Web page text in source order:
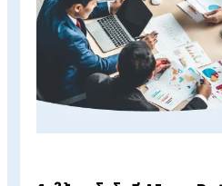
ซื้อ เพื่อนำมาทำการตลาดแล
ธุรกิจท้องถิ่นที่มีหน้าร้าน :
ความงาม การยิงแอดแบบ
5-10 กิโลเมตร จะช่วยดึง
มาใช้บริการที่หน้าร้านได้ตร